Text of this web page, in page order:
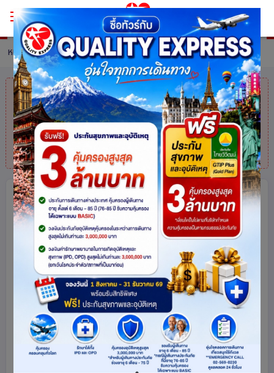
หน้าหลัก ทัวร์ Turkiye รายละเอียดทัวร์
คุณมาช้าไปแล้ว สินค้าหมดแล้วค่ะแต่ไม่
ต้องห่วง! สอบถามสินค้าคล้ายกันได้ที่
โทร.025113000
SAZOVA BLOSSOM ศรัทธาและ
แฟนตาซี ตุรเคีย 9 วัน 7 คืน โดยสายการ
บินเตอร์กิช TURKISH (TK)
เข้าร้านช็อปปิ้ง
ตุรเคีย ยุโรป 1166 share
ดูโปรแกรมทัวร์